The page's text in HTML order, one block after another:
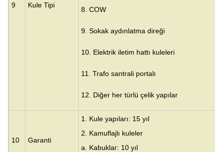
9 Kule Tipi
8. COW
9. Sokak aydınlatma direği
10. Elektrik iletim hattı kuleleri
11. Trafo santrali portalı
12. Diğer her türlü çelik yapılar
10 Garanti
1. Kule yapıları: 15 yıl
2. Kamuflajlı kuleler
a. Kabuklar: 10 yıl